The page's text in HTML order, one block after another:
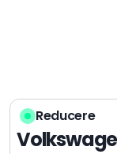
Reducere